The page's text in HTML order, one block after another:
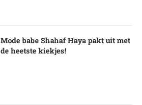
Mode babe Shahaf Haya pakt uit met
de heetste kiekjes!